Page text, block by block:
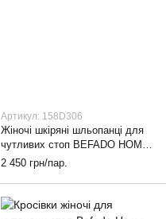
Артикул: 158D306
Жіночі шкіряні шльопанці для
чутливих стоп BEFADO HOME
& GO 158D306, 36
2 450 грн/пар.